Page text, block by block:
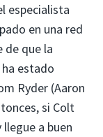
especialista
en una red
de que la
estado
Ryder (Aaron
si Colt
a buen